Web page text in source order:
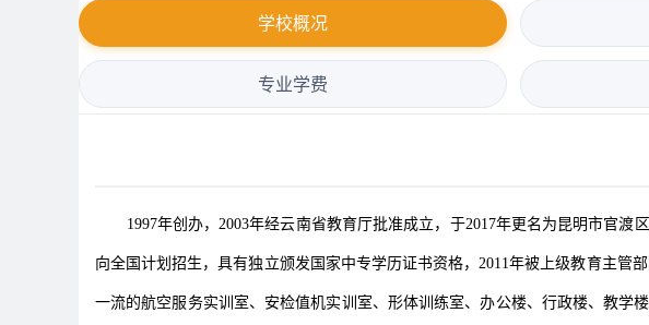
学校概况
专业学费
1997年创办，2003年经云南省教育厅批准成立，于2017年更名为昆明市官渡
向全国计划招生，具有独立颁发国家中专学历证书资格，2011年被上级教育主
一流的航空服务实训室、安检值机实训室、形体训练室、办公楼、行政楼、教